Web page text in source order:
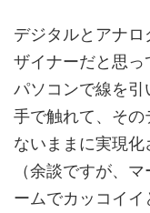
デジタルとアナ
ザイナーだと思っ
パソコンで線を引
手で触れて、そ
ないままに実現化
（余談ですが、
ームでカッコイ